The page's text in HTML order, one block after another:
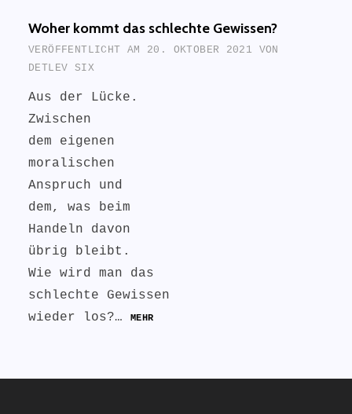
Woher kommt das schlechte Gewissen?
VERÖFFENTLICHT AM 20. OKTOBER 2021 VON
DETLEV SIX
Aus der Lücke.
Zwischen
dem eigenen
moralischen
Anspruch und
dem, was beim
Handeln davon
übrig bleibt.
Wie wird man das
schlechte Gewissen
wieder los?…
MEHR